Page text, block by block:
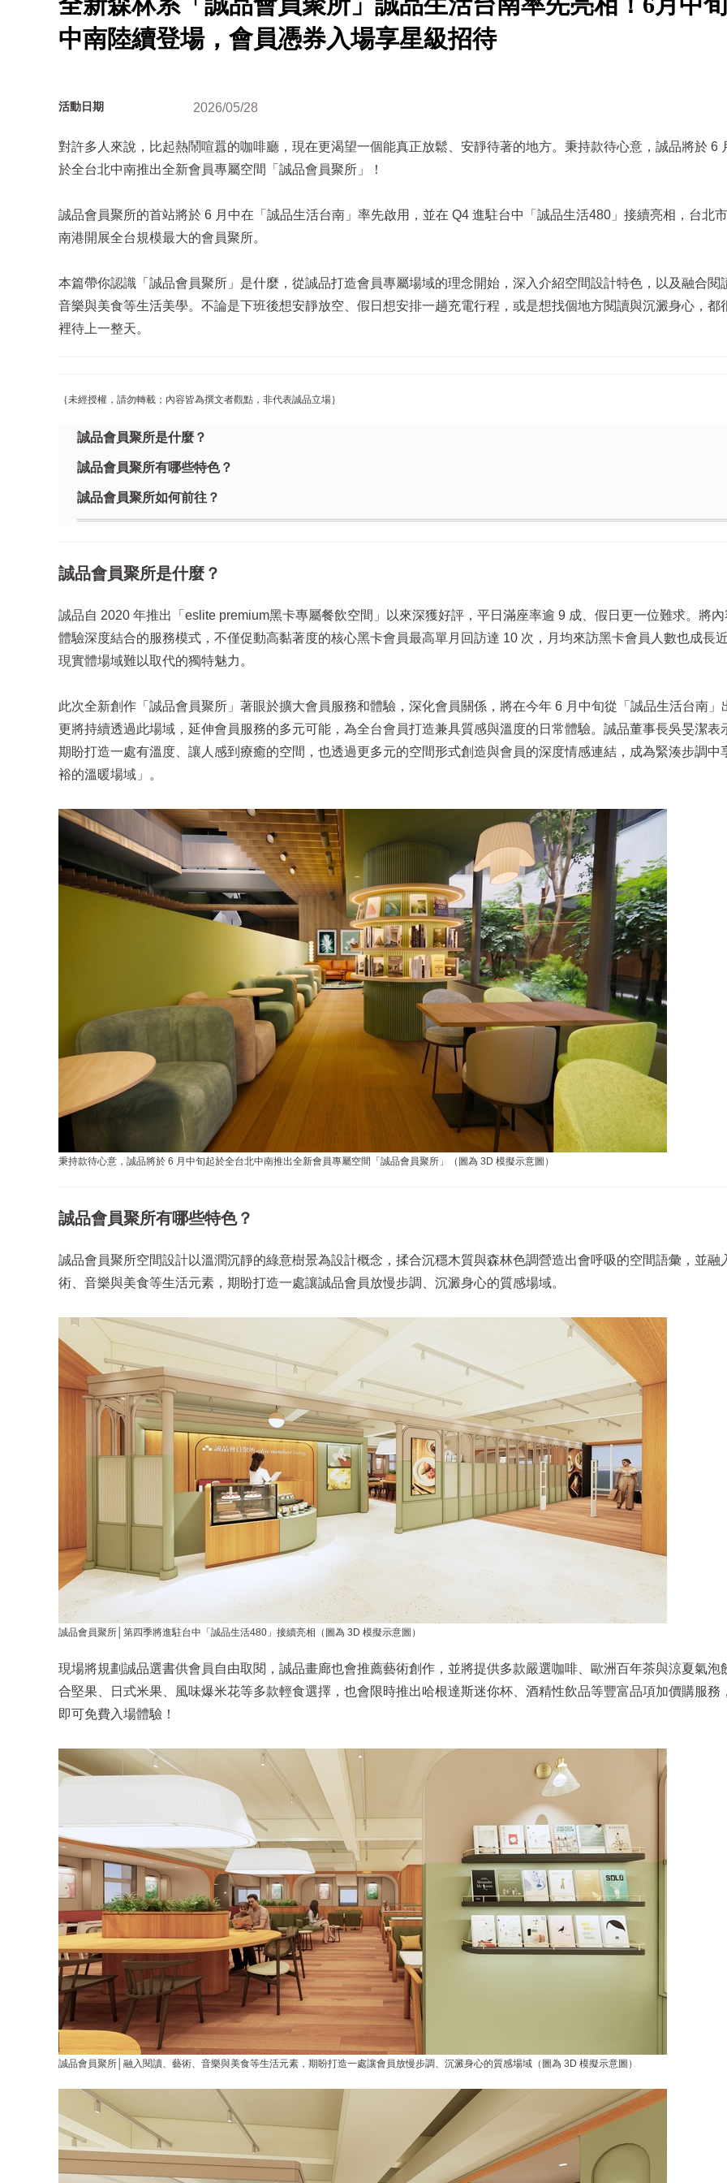
中南陸續登場，會員憑券入場享星級招待
活動日期 2026/05/28
對許多人來說，比起熱鬧喧囂的咖啡廳，現在更渴望一個能真正放鬆、安靜待著的地方。秉持款待心意，誠品將於 6
於全台北中南推出全新會員專屬空間「誠品會員聚所」！
誠品會員聚所的首站將於 6 月中在「誠品生活台南」率先啟用，並在 Q4 進駐台中「誠品生活480」接續亮相，台北
南港開展全台規模最大的會員聚所。
本篇帶你認識「誠品會員聚所」是什麼，從誠品打造會員專屬場域的理念開始，深入介紹空間設計特色，以及融合閱
音樂與美食等生活美學。不論是下班後想安靜放空、假日想安排一趟充電行程，或是想找個地方閱讀與沉澱身心，都
裡待上一整天。
｛未經授權，請勿轉載；內容皆為撰文者觀點，非代表誠品立場｝
誠品會員聚所是什麼？
誠品會員聚所有哪些特色？
誠品會員聚所如何前往？
誠品會員聚所是什麼？
誠品自 2020 年推出「eslite premium黑卡專屬餐飲空間」以來深獲好評，平日滿座率逾 9 成、假日更一位難求。將內
體驗深度結合的服務模式，不僅促動高黏著度的核心黑卡會員最高單月回訪達 10 次，月均來訪黑卡會員人數也成長
現實體場域難以取代的獨特魅力。
此次全新創作「誠品會員聚所」著眼於擴大會員服務和體驗，深化會員關係，將在今年 6 月中旬從「誠品生活台南」
更將持續透過此場域，延伸會員服務的多元可能，為全台會員打造兼具質感與溫度的日常體驗。 誠品董事長吳旻潔表
期盼打造一處有溫度、讓人感到療癒的空間，也透過更多元的空間形式創造與會員的深度情感連結，成為緊湊步調中
裕的溫暖場域」。
秉持款待心意，誠品將於 6 月中旬起於全台北中南推出全新會員專屬空間「誠品會員聚所」（圖為 3D 模擬示意圖）
誠品會員聚所有哪些特色？
誠品會員聚所空間設計以溫潤沉靜的綠意樹景為設計概念，揉合沉穩木質與森林色調營造出會呼吸的空間語彙，並融
術、音樂與美食等生活元素，期盼打造一處讓誠品會員放慢步調、沉澱身心的質感場域。
誠品會員聚所│第四季將進駐台中「誠品生活480」接續亮相（圖為 3D 模擬示意圖）
現場將規劃誠品選書供會員自由取閱，誠品畫廊也會推薦藝術創作，並將提供多款嚴選咖啡、歐洲百年茶與涼夏氣泡
合堅果、日式米果、風味爆米花等多款輕食選擇，也會限時推出哈根達斯迷你杯、酒精性飲品等豐富品項加價購服務
即可免費入場體驗！
誠品會員聚所│融入閱讀、藝術、音樂與美食等生活元素，期盼打造一處讓會員放慢步調、沉澱身心的質感場域（圖為 3D 模擬示意圖）